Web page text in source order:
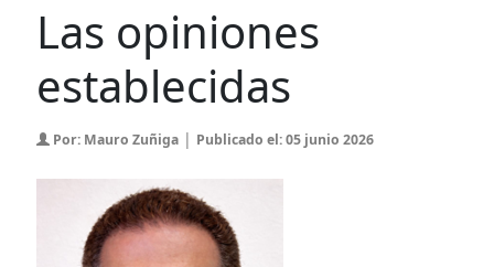
Las opiniones
establecidas
Por: Mauro Zuñiga| Publicado el: 05 junio 2026